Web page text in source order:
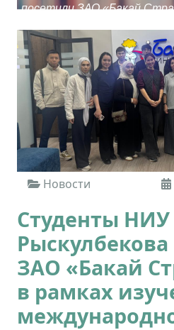
посетили ЗАО «Бакай
Новости
Студенты
ЗАО «Бакай
в рамках